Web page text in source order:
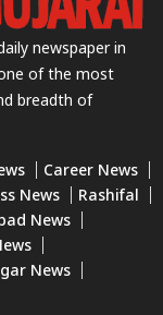
newspaper in
of the most
breadth of
Career News
News
Rashifal
News
News